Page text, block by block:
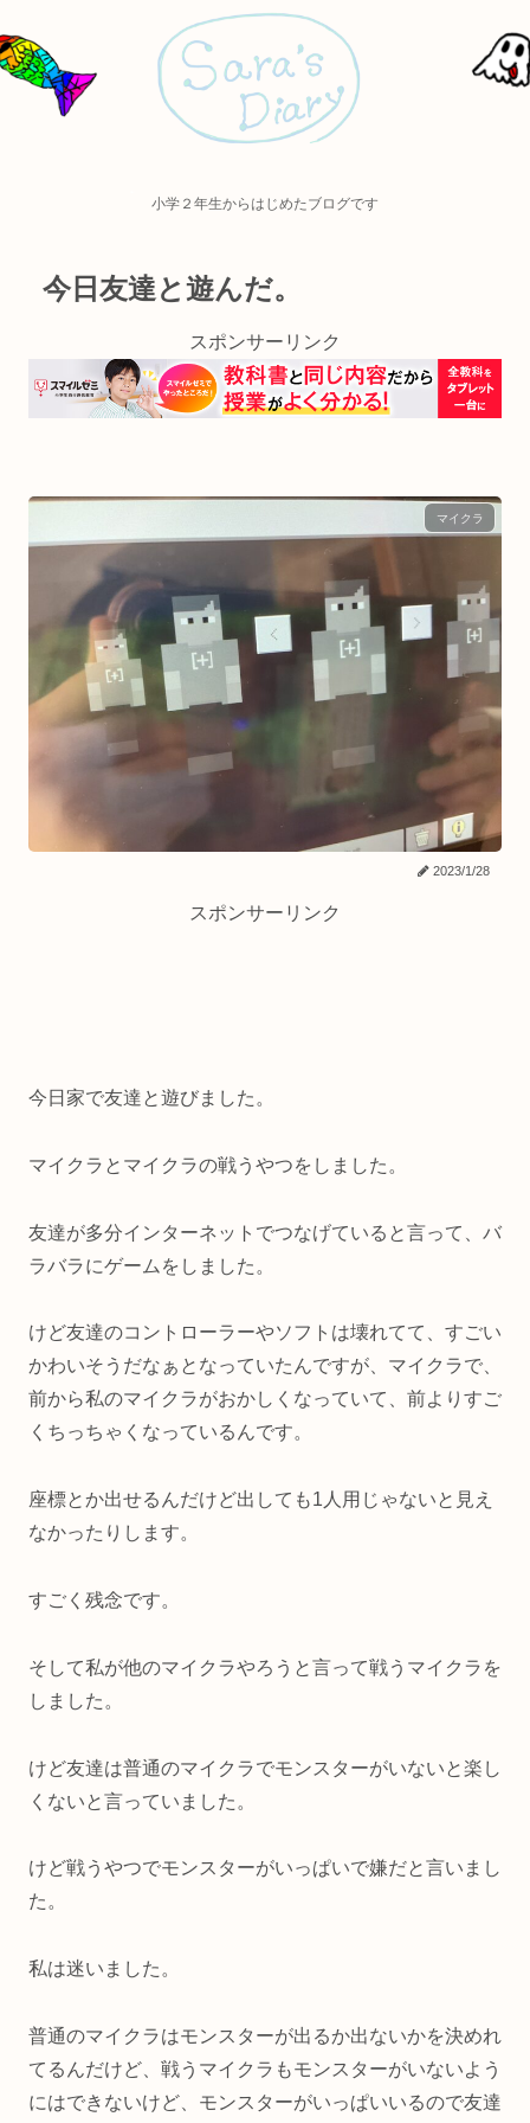
小学２年生からはじめたブログです
今日友達と遊んだ。
スポンサーリンク
マイクラ
2023/1/28
スポンサーリンク
今日家で友達と遊びました。
マイクラとマイクラの戦うやつをしました。
友達が多分インターネットでつなげていると言って、バ
ラバラにゲームをしました。
けど友達のコントローラーやソフトは壊れてて、すごい
かわいそうだなぁとなっていたんですが、マイクラで、
前から私のマイクラがおかしくなっていて、前よりすご
くちっちゃくなっているんです。
座標とか出せるんだけど出しても1人用じゃないと見え
なかったりします。
すごく残念です。
そして私が他のマイクラやろうと言って戦うマイクラを
しました。
けど友達は普通のマイクラでモンスターがいないと楽し
くないと言っていました。
けど戦うやつでモンスターがいっぱいで嫌だと言いまし
た。
私は迷いました。
普通のマイクラはモンスターが出るか出ないかを決めれ
てるんだけど、戦うマイクラもモンスターがいないよう
にはできないけど、モンスターがいっぱいいるので友達